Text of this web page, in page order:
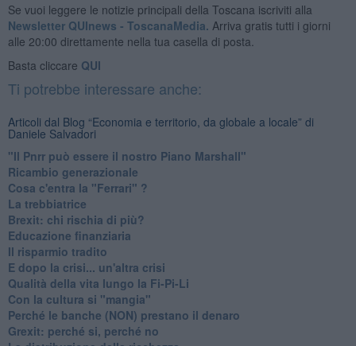
Se vuoi leggere le notizie principali della Toscana iscriviti alla
Newsletter QUInews - ToscanaMedia. Arriva gratis tutti i giorni
alle 20:00 direttamente nella tua casella di posta.
Basta cliccare QUI
Ti potrebbe interessare anche:
Articoli dal Blog “Economia e territorio, da globale a locale” di
Daniele Salvadori
"Il Pnrr può essere il nostro Piano Marshall"
Ricambio generazionale
Cosa c'entra la "Ferrari" ?
La trebbiatrice
Brexit: chi rischia di più?
Educazione finanziaria
Il risparmio tradito
E dopo la crisi... un'altra crisi
Qualità della vita lungo la Fi-Pi-Li
​Con la cultura si "mangia"
​Perché le banche (NON) prestano il denaro
Grexit: perché si, perché no